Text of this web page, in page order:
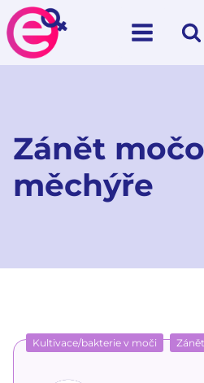
Zánět
měchýře
Kultivace/bakterie v moči